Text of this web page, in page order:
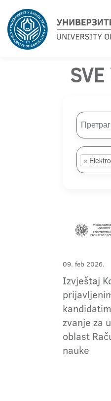
×
09. feb 2026.
Izvještaj
zvanje za
oblast
nauke